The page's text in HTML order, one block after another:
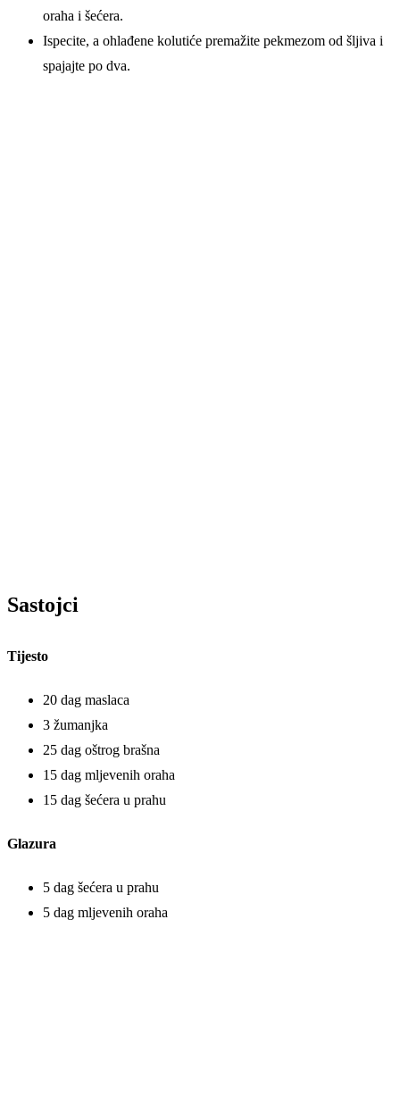
oraha i šećera.
Ispecite, a ohlađene kolutiće premažite pekmezom od šljiva i
spajajte po dva.
Sastojci
Tijesto
20 dag maslaca
3 žumanjka
25 dag oštrog brašna
15 dag mljevenih oraha
15 dag šećera u prahu
Glazura
5 dag šećera u prahu
5 dag mljevenih oraha